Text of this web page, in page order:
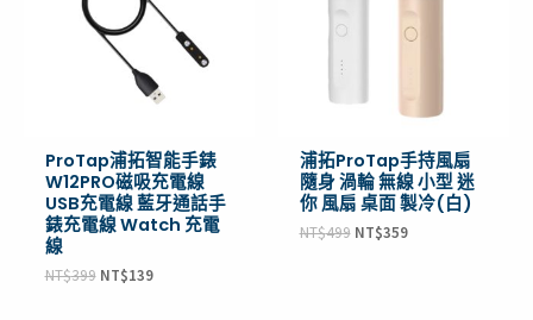
ProTap浦拓智能手錶
W12PRO磁吸充電線
USB充電線 藍牙通話手
錶充電線 Watch 充電
線
NT$399 NT$139
浦拓ProTap手持風扇
隨身 渦輪 無線 小型 迷
你 風扇 桌面 製冷(白)
NT$499 NT$359